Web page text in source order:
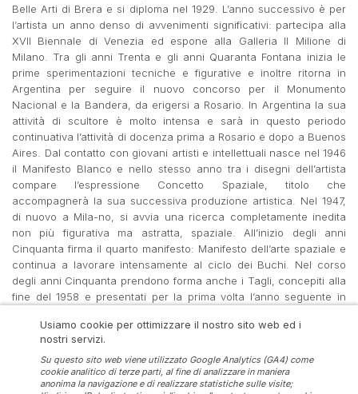
Belle Arti di Brera e si diploma nel 1929. L’anno successivo è per
l’artista un anno denso di avvenimenti significativi: partecipa alla
XVII Biennale di Venezia ed espone alla Galleria Il Milione di
Milano. Tra gli anni Trenta e gli anni Quaranta Fontana inizia le
prime sperimentazioni tecniche e figurative e inoltre ritorna in
Argentina per seguire il nuovo concorso per il Monumento
Nacional e la Bandera, da erigersi a Rosario. In Argentina la sua
attività di scultore è molto intensa e sarà in questo periodo
continuativa l’attività di docenza prima a Rosario e dopo a Buenos
Aires. Dal contatto con giovani artisti e intellettuali nasce nel 1946
il Manifesto Blanco e nello stesso anno tra i disegni dell’artista
compare l’espressione Concetto Spaziale, titolo che
accompagnerà la sua successiva produzione artistica. Nel 1947,
di nuovo a Mila-no, si avvia una ricerca completamente inedita
non più figurativa ma astratta, spaziale. All’inizio degli anni
Cinquanta firma il quarto manifesto: Manifesto dell’arte spaziale e
continua a lavorare intensamente al ciclo dei Buchi. Nel corso
degli anni Cinquanta prendono forma anche i Tagli, concepiti alla
fine del 1958 e presentati per la prima volta l’anno seguente in
Parigi. Sul finire del decennio concepisce anche la serie Quanta e
la serie Nature. Dall’inizio degli anni Sessanta si concentra sulla
serie degli Olii, a questa serie appartengono le opere dedicate
alla città di Ve-nezia, esposte alla sua prima mostra personale
Usiamo cookie per ottimizzare il nostro sito web ed i
nostri servizi.
Su questo sito web viene utilizzato Google Analytics (GA4) come
cookie analitico di terze parti, al fine di analizzare in maniera
anonima la navigazione e di realizzare statistiche sulle visite;